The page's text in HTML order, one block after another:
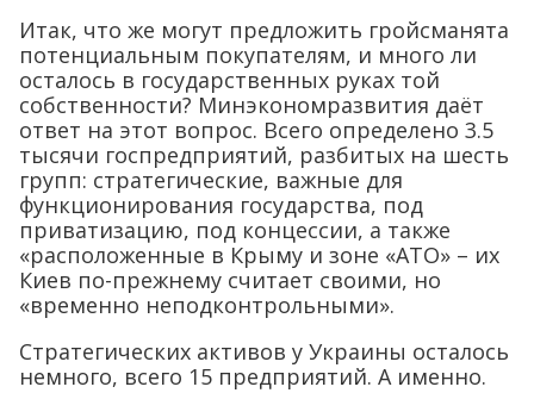
Итак, что же могут предложить гройсманята
потенциальным покупателям, и много ли
осталось в государственных руках той
собственности? Минэкономразвития даёт
ответ на этот вопрос. Всего определено 3.5
тысячи госпредприятий, разбитых на шесть
групп: стратегические, важные для
функционирования государства, под
приватизацию, под концессии, а также
«расположенные в Крыму и зоне «АТО» – их
Киев по-прежнему считает своими, но
«временно неподконтрольными».
Стратегических активов у Украины осталось
немного, всего 15 предприятий. А именно.